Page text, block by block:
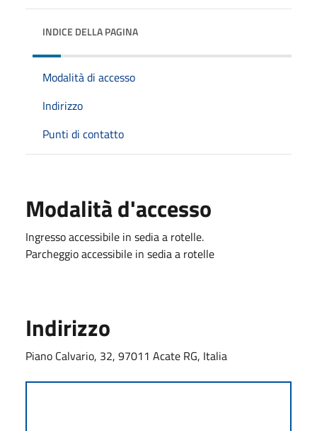
INDICE DELLA PAGINA
Modalità di accesso
Indirizzo
Punti di contatto
Modalità d'accesso
Ingresso accessibile in sedia a rotelle.
Parcheggio accessibile in sedia a rotelle
Indirizzo
Piano Calvario, 32, 97011 Acate RG, Italia